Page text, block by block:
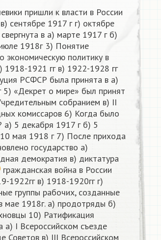
пришли к власти в России
сентябре 1917 г г) октябре
в а) марте 1917 г б)
1918г 3) Понятие
экономическую политику в
1918-1921 гг в) 1922-1928 гг
РСФСР была принята в а)
5) «Декрет о мире» был принят
собранием в) II
комиссаров 6) Когда было
а) 5 декабря 1917 г б) 5
мая 1918 г 7) После прихода
государство а)
демократия в) диктатура
гражданская война в России
1922гг в) 1918-1920гг г)
группы рабочих, созданные
мае 1918г. а) продотряды б)
10) Ратификация
а) I Всероссийском съезде
Советов в) III Всероссийском